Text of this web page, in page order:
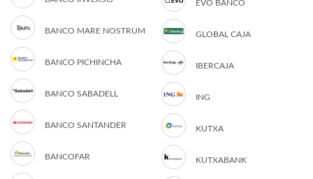
BANCO MARE NOSTRUM
BANCO PICHINCHA
BANCO SABADELL
BANCO SANTANDER
BANCOFAR
EVO BANCO
GLOBAL CAJA
IBERCAJA
ING
KUTXA
KUTXABANK